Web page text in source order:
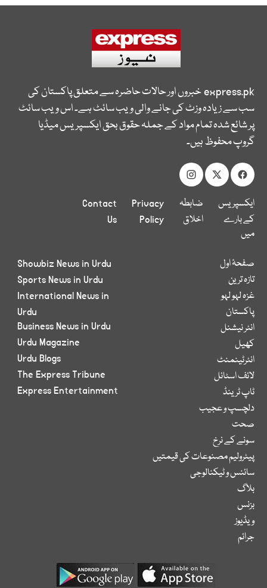
express.pkخبروں اور حالات حاضرہ سے متعلق پاکستان کی
سب سے زیادہ وزٹ کی جانے والی ویب سائٹ ہے۔ اس ویب سائٹ
پر شائع شدہ تمام مواد کے جملہ حقوق بحق ایکسپریس میڈیا
گروپ محفوظ ہیں۔
ایکسپریس
کے بارے
میں
ضابطہ
اخلاق
Privacy
Policy
Contact
Us
صفحۂ اول
تازہ ترین
غزہ لہو لہو
پاکستان
انٹر نیشنل
کھیل
انٹرٹینمنٹ
لائف اسٹائل
ٹاپ ٹرینڈ
دلچسپ و عجیب
صحت
سونے کے نرخ
پیٹرولیم مصنوعات کی قیمتیں
سائنس و ٹیکنالوجی
بلاگ
بزنس
ویڈیوز
جرائم
Showbiz News in Urdu
Sports News in Urdu
International News in
Urdu
Business News in Urdu
Urdu Magazine
Urdu Blogs
The Express Tribune
Express Entertainment